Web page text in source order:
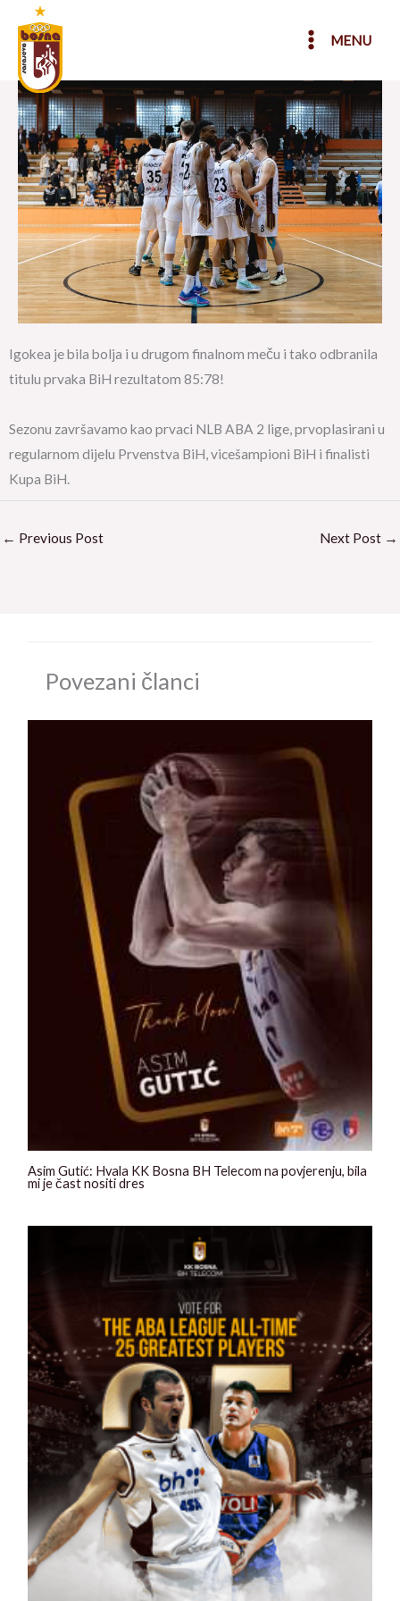
content
MENU
Igokea je bila bolja i u drugom finalnom meču i tako odbranila
titulu prvaka BiH rezultatom 85:78!
Sezonu završavamo kao prvaci NLB ABA 2 lige, prvoplasirani u
regularnom dijelu Prvenstva BiH, vicešampioni BiH i finalisti
Kupa BiH.
← Previous Post Next Post →
Povezani članci
Asim Gutić: Hvala KK Bosna BH Telecom na povjerenju, bila
mi je čast nositi dres